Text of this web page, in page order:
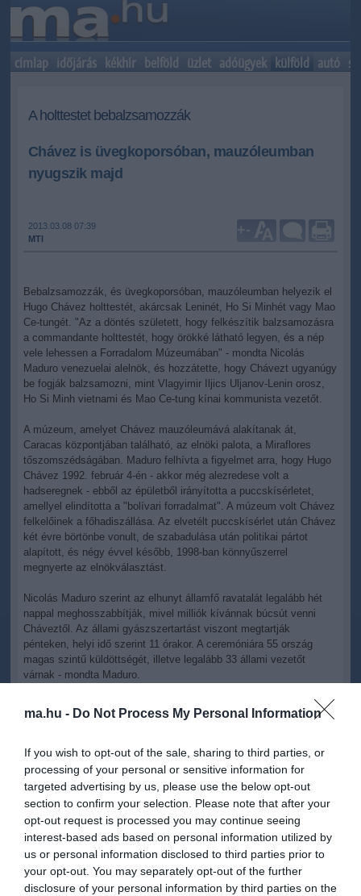
ma.hu - Do Not Process My Personal Information
If you wish to opt-out of the sale, sharing to third parties, or
processing of your personal or sensitive information for
targeted advertising by us, please use the below opt-out
section to confirm your selection. Please note that after your
opt-out request is processed you may continue seeing
interest-based ads based on personal information utilized by
us or personal information disclosed to third parties prior to
your opt-out. You may separately opt-out of the further
disclosure of your personal information by third parties on the
címlap időjárás kékhír belföld üzlet adóügyek külföld autó
A holttestet bebalzsamozzák
Chávez is üvegkoporsóban, mauzóleumban
nyugszik majd
2013.03.08 07:39
MTI
+-
Bebalzsamozzák, és üvegkoporsóban, mauzóleumban helyezik el
Hugo Chávez holttestét, akárcsak Leninét, Ho Si Minhét vagy Mao
Ce-tungét. "Az a döntés született, hogy felkészítik balzsamozásra
a commandante holttestét, hogy örökké látható legyen, és a nép
vele lehessen a Forradalom Múzeumában" - mondta Nicolás
Maduro venezuelai alelnök, és hozzátette, hogy Chávezt ugyanúgy
be fogják balzsamozni, mint Vlagyimir Iljics Uljanov-Lenin orosz,
Ho Si Minh vietnami és Mao Ce-tung kínai kommunista vezetőt.
A múzeum, amelyet Chávez mauzóleumává alakítanak át,
Caracas központjában található, az elnöki palota, a Miraflores
tőszomszédságában. Maduro felhívta a figyelmet arra, hogy Hugo
Chávez 1992. február 4-én - akkor még alezredese volt a
hadseregnek - ebből az épületből irányította a puccskísérletet,
amellyel elindította a "bolívari forradalmat". A múzeum volt Chávez
felkelőinek a főhadiszállása. Az elvetélt puccskísérlet után Chávez
két évre börtönbe vonult, de szabadulása után politikai pártot
alapított, és négy évvel később, 1998-ban könnyűszerrel
megnyerte az elnökválasztást.
Nicolás Maduro szerint az elhunyt államfő ravatalát legalább hét
nappal meghosszabbítják, mivel milliók kívánnak búcsút venni
Cháveztől. Az állami gyászszertartást viszont megtartják
pénteken, helyi idő szerint 11 órakor. A ceremóniára 55 ország
magas szintű küldöttségét, illetve legalább 33 állami vezetőt
várnak - mondta Maduro.
A térségbeli országok mind a legmagasabb szinten képviseltetik
magukat a búcsúszertartáson. Oroszországból Szergej Lavrov
elnöke érkezik, az Egyesült Államokat pedig egy jelenlegi és egy
volt demokrata képviselő, Gregory Meeks és William Delahunt
képviseli. Mahmúd Ahmadinezsád iráni és Aljakszandr Lukasenka
fehérorosz államfő is jelen lesz a búcsúszertartáson.
A hosszú betegség után kedden 58 évesen elhunyt Hugo Chávez
holtteste jelenleg a caracasi katonai akadémián van felravatalozva.
A kormány szerint egy nap leforgása alatt csaknem kétmillió ember
rótta le kegyeletét az elhunyt államfő koporsójánál. Csütörtökön is
végeláthatatlan sorok kígyóztak az épületnél, tízezrek vártak arra,